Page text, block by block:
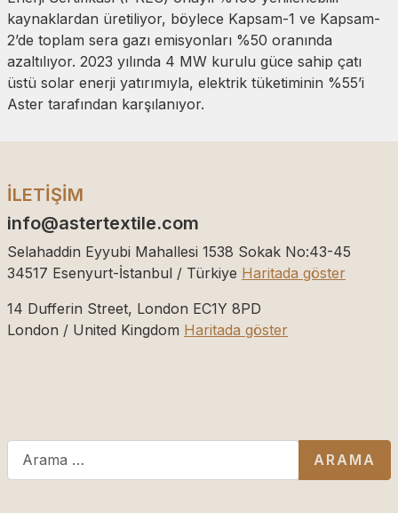
kaynaklardan üretiliyor, böylece Kapsam-1 ve Kapsam-
2’de toplam sera gazı emisyonları %50 oranında
azaltılıyor. 2023 yılında 4 MW kurulu güce sahip çatı
üstü solar enerji yatırımıyla, elektrik tüketiminin %55’i
Aster tarafından karşılanıyor.
İLETİŞİM
info@astertextile.com
Selahaddin Eyyubi Mahallesi 1538 Sokak No:43-45
34517 Esenyurt-İstanbul / Türkiye Haritada göster
14 Dufferin Street, London EC1Y 8PD
London / United Kingdom Haritada göster
ARAMA